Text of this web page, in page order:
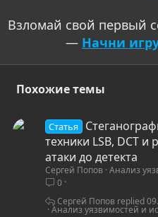
Взломай свой первый
— Начни
Похожие темы
Статья
техники LSB, DCT
атаки до детекта
Сергей Попов Анализ
0
Анализ уязвимостей и
Сергей Попов